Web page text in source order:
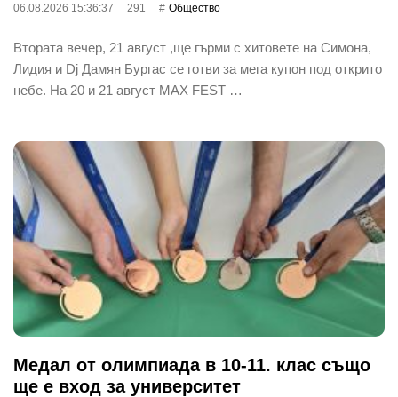
06.08.2026 15:36:37 291 Общество
Втората вечер, 21 август ,ще гърми с хитовете на Симона,
Лидия и Dj Дамян Бургас се готви за мега купон под открито
небе. На 20 и 21 август MAX FEST …
Медал от олимпиада в 10-11. клас също
ще е вход за университет